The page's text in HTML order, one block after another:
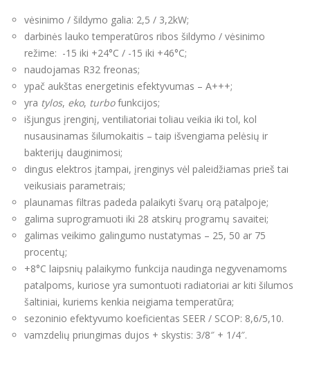
vėsinimo / šildymo galia: 2,5 / 3,2kW;
darbinės lauko temperatūros ribos šildymo / vėsinimo
režime: -15 iki +24°C / -15 iki +46°C;
naudojamas R32 freonas;
ypač aukštas energetinis efektyvumas – A+++;
yra tylos, eko, turbofunkcijos;
išjungus įrenginį, ventiliatoriai toliau veikia iki tol, kol
nusausinamas šilumokaitis – taip išvengiama pelėsių ir
bakterijų dauginimosi;
dingus elektros įtampai, įrenginys vėl paleidžiamas prieš tai
veikusiais parametrais;
plaunamas filtras padeda palaikyti švarų orą patalpoje;
galima suprogramuoti iki 28 atskirų programų savaitei;
galimas veikimo galingumo nustatymas – 25, 50 ar 75
procentų;
+8°C laipsnių palaikymo funkcija naudinga negyvenamoms
patalpoms, kuriose yra sumontuoti radiatoriai ar kiti šilumos
šaltiniai, kuriems kenkia neigiama temperatūra;
sezoninio efektyvumo koeficientas SEER / SCOP: 8,6/5,10.
vamzdelių priungimas dujos + skystis: 3/8″ + 1/4″.